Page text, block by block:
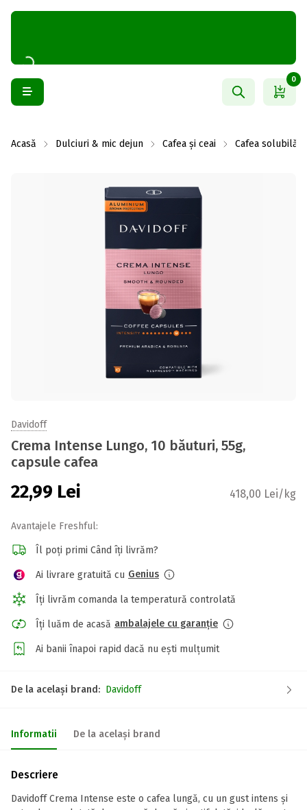
0
Acasă Dulciuri & mic dejun Cafea și ceai Cafea solubilă
Davidoff
Crema Intense Lungo, 10 băuturi, 55g,
capsule cafea
22,99 Lei 418,00 Lei/kg
Avantajele Freshful:
Îl poți primi Când îți livrăm?
Ai livrare gratuită cu Genius
Îți livrăm comanda la temperatură controlată
Îți luăm de acasă ambalajele cu garanție
Ai banii înapoi rapid dacă nu ești mulțumit
De la același brand: Davidoff
Informatii De la același brand
Descriere
Davidoff Crema Intense este o cafea lungă, cu un gust intens și